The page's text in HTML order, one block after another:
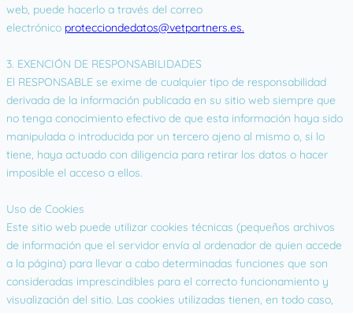
web, puede hacerlo a través del correo
electrónico protecciondedatos@vetpartners.es.
3. EXENCIÓN DE RESPONSABILIDADES
El RESPONSABLE se exime de cualquier tipo de responsabilidad
derivada de la información publicada en su sitio web siempre que
no tenga conocimiento efectivo de que esta información haya sido
manipulada o introducida por un tercero ajeno al mismo o, si lo
tiene, haya actuado con diligencia para retirar los datos o hacer
imposible el acceso a ellos.
Uso de Cookies
Este sitio web puede utilizar cookies técnicas (pequeños archivos
de información que el servidor envía al ordenador de quien accede
a la página) para llevar a cabo determinadas funciones que son
consideradas imprescindibles para el correcto funcionamiento y
visualización del sitio. Las cookies utilizadas tienen, en todo caso,